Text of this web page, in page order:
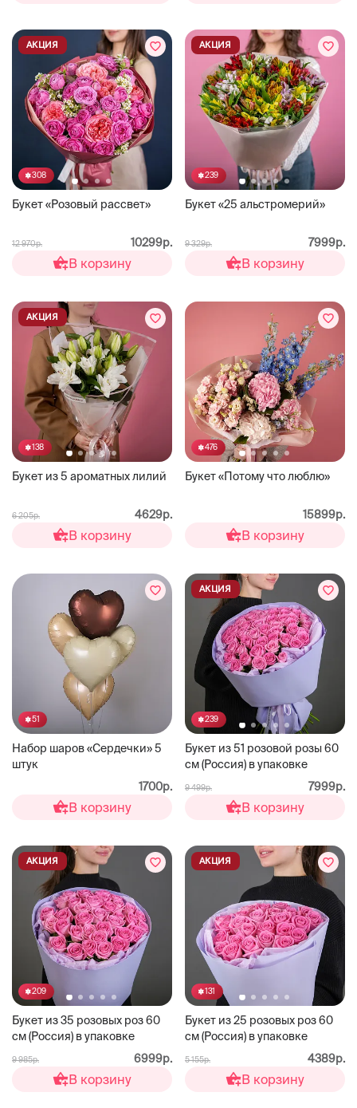
308
Букет «Розовый рассвет»
АКЦИЯ
12 970р. 10299р.
В корзину
239
Букет «25 альстромерий»
АКЦИЯ
9 329р. 7999р.
В корзину
138
Букет из 5 ароматных лилий
АКЦИЯ
6 205р. 4629р.
В корзину
476
Букет «Потому что люблю»
15899р.
В корзину
51
Набор шаров «Сердечки» 5
штук
1700р.
В корзину
239
Букет из 51 розовой розы 60
см (Россия) в упаковке
АКЦИЯ
9 499р. 7999р.
В корзину
209
Букет из 35 розовых роз 60
см (Россия) в упаковке
АКЦИЯ
9 985р. 6999р.
В корзину
131
Букет из 25 розовых роз 60
см (Россия) в упаковке
АКЦИЯ
5 155р. 4389р.
В корзину